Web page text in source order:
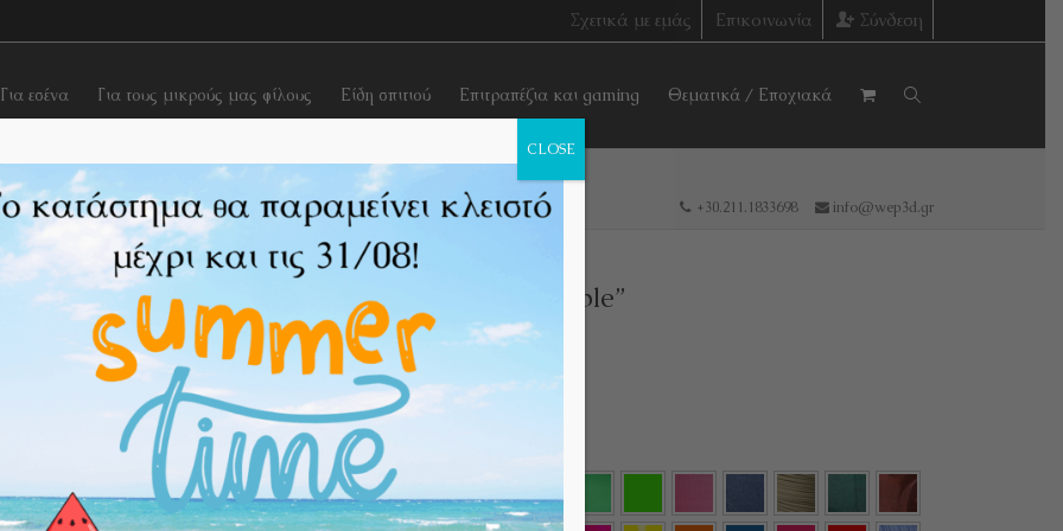
Σχετικά με εμάς Επικοινωνία Σύνδεση
Για εσένα Για τους μικρούς μας φίλους Είδη σπιτιού Επιτραπέζια και gaming Θεματικά / Εποχιακά
bowls ΦΡΟΥΤΙΕΡΑ “Bubble bubble” +30.211.1833698 info@wep3d.gr
ΦΡΟΥΤΙΕΡΑ “Bubble bubble”
€ 9,90
Χρώματα
CLOSE